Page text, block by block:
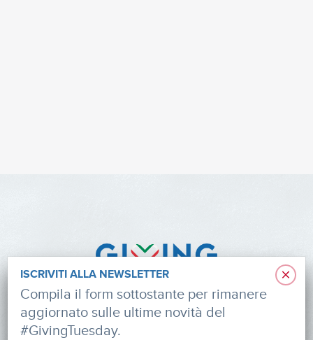
×
ISCRIVITI ALLA NEWSLETTER
Compila il form sottostante per rimanere
aggiornato sulle ultime novità del
#GivingTuesday.